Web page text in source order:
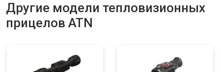
Другие модели тепловизионных
прицелов ATN